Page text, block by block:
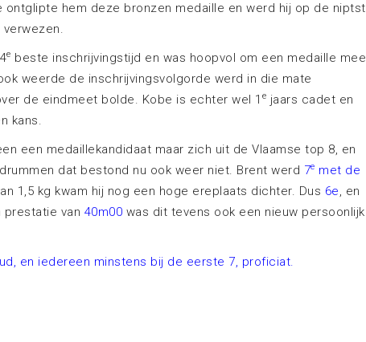
hem deze bronzen medaille en werd hij op de niptst
verwezen.
e beste inschrijvingstijd en was hoopvol om een medaille mee
weerde de inschrijvingsvolgorde werd in die mate
de eindmeet bolde. Kobe is echter wel 1 e jaars cadet en
kans.
een medaillekandidaat maar zich uit de Vlaamse top 8, en
dat bestond nu ook weer niet. Brent werd 7e met de
1,5 kg kwam hij nog een hoge ereplaats dichter. Dus 6e, en
prestatie van 40m00 was dit tevens ook een nieuw persoonlijk
en iedereen minstens bij de eerste 7, proficiat.